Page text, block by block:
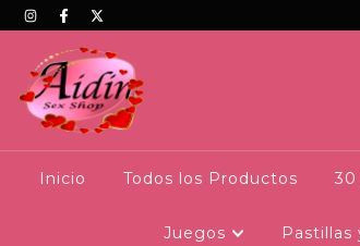
Inicio Todos los Productos 30
Juegos Pastillas